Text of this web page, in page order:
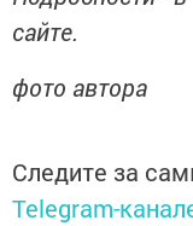
сайте.
фото автора
Следите за
Telegram-